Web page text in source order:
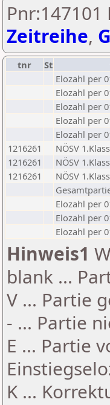
Zeitreihe,
tnr St
Elozahl per
Elozahl per
Elozahl per
Elozahl per
Elozahl per
1216261
NÖSV
1216261
NÖSV
1216261
NÖSV
Elozahl per
Elozahl per
Elozahl per
Hinweis1
blank ...
V ... Partie
- ... Partie
E ... Partie
K ...